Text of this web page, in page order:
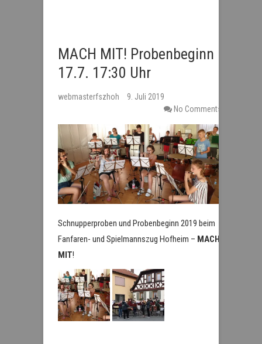
MACH MIT! Probenbeginn
17.7. 17:30 Uhr
webmasterfszhoh
9. Juli 2019
No Comments
Schnupperproben und Probenbeginn 2019 beim
Fanfaren- und Spielmannszug Hofheim – MACH
MIT!